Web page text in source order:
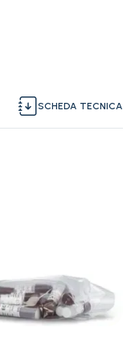
SCHEDA TECNICA